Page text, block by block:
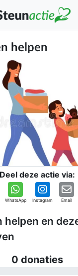
helpen
Deel deze actie via:
WhatsApp Instagram Email
helpen en
0 donaties